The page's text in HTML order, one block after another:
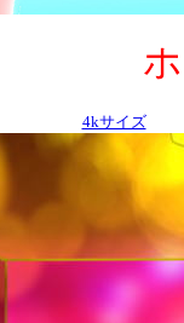
4kサイズ